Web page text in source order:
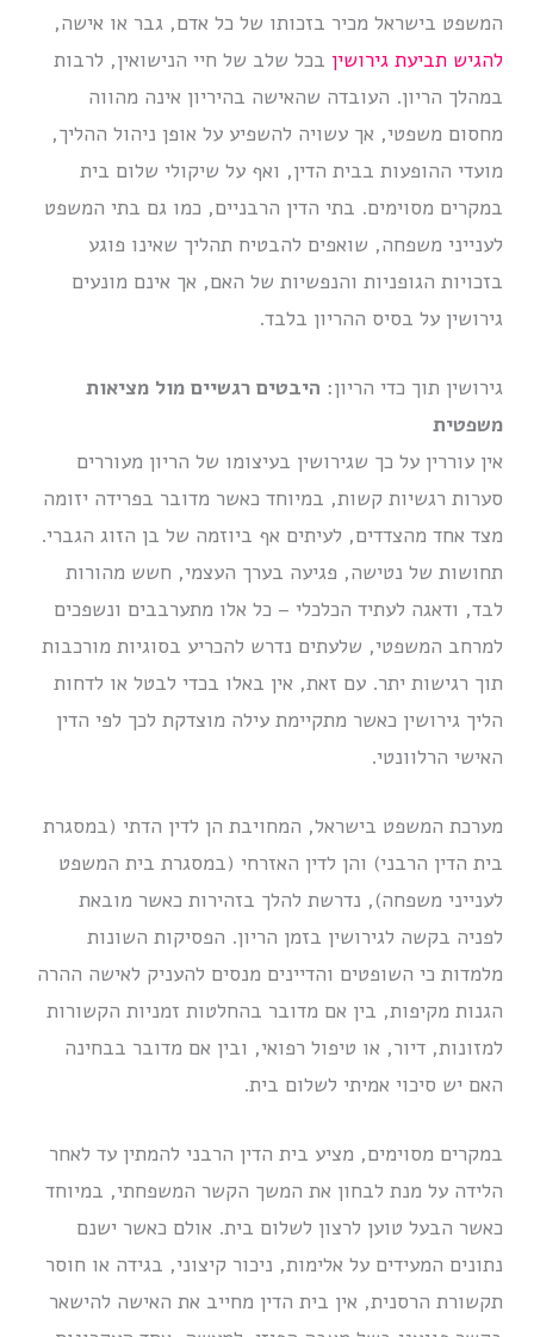
המשפט בישראל מכיר בזכותו של כל אדם, גבר או אישה,
להגיש תביעת גירושין בכל שלב של חיי הנישואין, לרבות
במהלך הריון. העובדה שהאישה בהיריון אינה מהווה
מחסום משפטי, אך עשויה להשפיע על אופן ניהול ההליך,
מועדי ההופעות בבית הדין, ואף על שיקולי שלום בית
במקרים מסוימים. בתי הדין הרבניים, כמו גם בתי המשפט
לענייני משפחה, שואפים להבטיח תהליך שאינו פוגע
בזכויות הגופניות והנפשיות של האם, אך אינם מונעים
גירושין על בסיס ההריון בלבד.
גירושין תוך כדי הריון: היבטים רגשיים מול מציאות
משפטית
אין עוררין על כך שגירושין בעיצומו של הריון מעוררים
סערות רגשיות קשות, במיוחד כאשר מדובר בפרידה יזומה
מצד אחד מהצדדים, לעיתים אף ביוזמה של בן הזוג הגברי.
תחושות של נטישה, פגיעה בערך העצמי, חשש מהורות
לבד, ודאגה לעתיד הכלכלי – כל אלו מתערבבים ונשפכים
למרחב המשפטי, שלעתים נדרש להכריע בסוגיות מורכבות
תוך רגישות יתר. עם זאת, אין באלו בכדי לבטל או לדחות
הליך גירושין כאשר מתקיימת עילה מוצדקת לכך לפי הדין
האישי הרלוונטי.
מערכת המשפט בישראל, המחויבת הן לדין הדתי (במסגרת
בית הדין הרבני) והן לדין האזרחי (במסגרת בית המשפט
לענייני משפחה), נדרשת להלך בזהירות כאשר מובאת
לפניה בקשה לגירושין בזמן הריון. הפסיקות השונות
מלמדות כי השופטים והדיינים מנסים להעניק לאישה ההרה
הגנות מקיפות, בין אם מדובר בהחלטות זמניות הקשורות
למזונות, דיור, או טיפול רפואי, ובין אם מדובר בבחינה
האם יש סיכוי אמיתי לשלום בית.
במקרים מסוימים, מציע בית הדין הרבני להמתין עד לאחר
הלידה על מנת לבחון את המשך הקשר המשפחתי, במיוחד
כאשר הבעל טוען לרצון לשלום בית. אולם כאשר ישנם
נתונים המעידים על אלימות, ניכור קיצוני, בגידה או חוסר
תקשורת הרסנית, אין בית הדין מחייב את האישה להישאר